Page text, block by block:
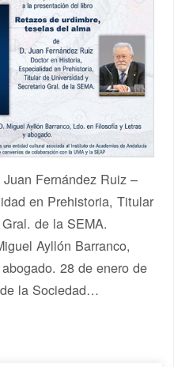
Fernández Ruiz –
en Prehistoria, Titular
de la SEMA.
Ayllón Barranco,
28 de enero de
la Sociedad…